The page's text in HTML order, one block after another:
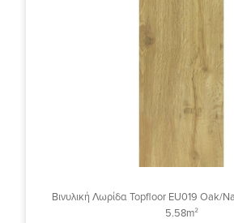
Βινυλική Λωρίδα Topfloor EU019 Oak/
5.58m²